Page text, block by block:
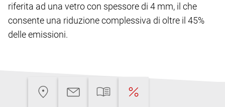
riferita ad una vetro con spessore di 4 mm, il che
consente una riduzione complessiva di oltre il 45%
delle emissioni.